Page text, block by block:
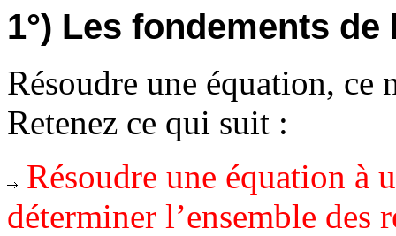
1°) Les fondements
Résoudre une équation,
Retenez ce qui suit :
Résoudre une équation à
déterminer l’ensemble